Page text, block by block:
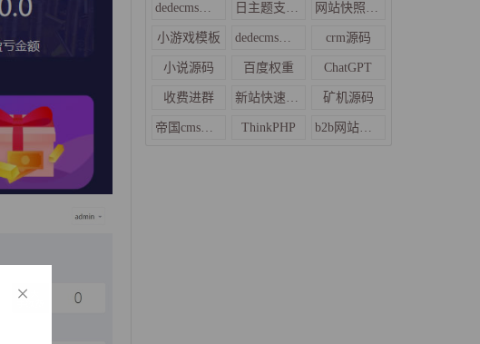
dedecms织梦大气后台模板 日主题支付插件 网站快照不更新
小游戏模板 dedecms企业模板 crm源码
小说源码 百度权重 ChatGPT
收费进群 新站快速收录 矿机源码
帝国cms模板 ThinkPHP b2b网站源码
×